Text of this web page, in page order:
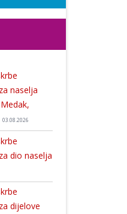
naselja
03.08.2026
dio naselja
dijelove